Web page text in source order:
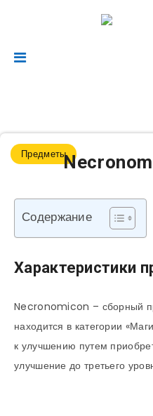
Предметы
Содержание
Характеристики
Necronomicon – сборный
находится в категории
к улучшению путем
улучшение до третьего